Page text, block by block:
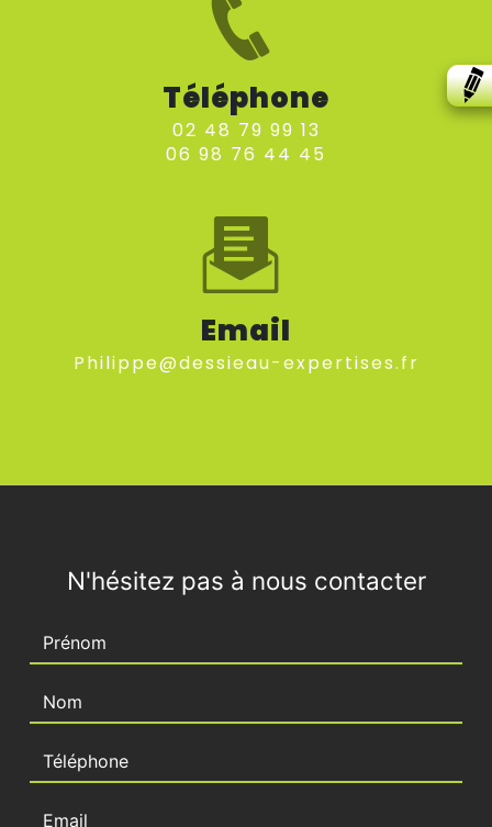
Téléphone
02 48 79 99 13
06 98 76 44 45
Email
philippe@dessieau-expertises.fr
N'hésitez pas à nous contacter